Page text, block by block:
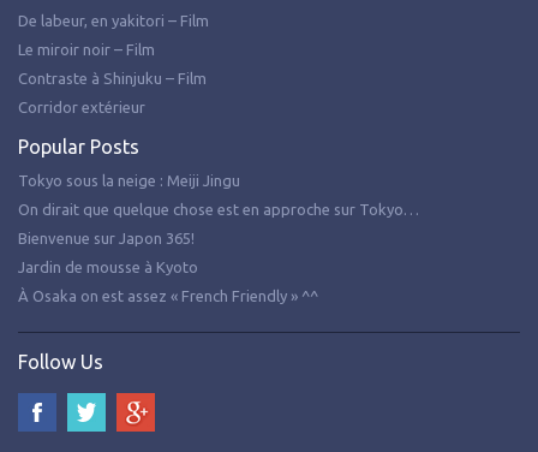
De labeur, en yakitori – Film
Le miroir noir – Film
Contraste à Shinjuku – Film
Corridor extérieur
Popular Posts
Tokyo sous la neige : Meiji Jingu
On dirait que quelque chose est en approche sur Tokyo…
Bienvenue sur Japon 365!
Jardin de mousse à Kyoto
À Osaka on est assez « French Friendly » ^^
Follow Us